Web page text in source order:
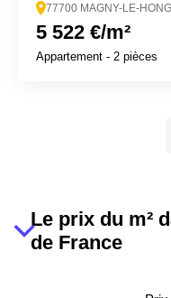
77700 MAGNY-LE-
5 522 €/m²
Appartement - 2 pièces
Le prix du m²
de France